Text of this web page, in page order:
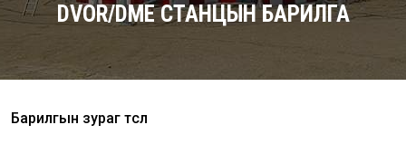
DVOR/DME СТАНЦЫН БАРИЛГА
Барилгын зураг төсөл